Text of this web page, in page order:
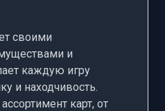
своими
и
каждую игру
и находчивость.
карт, от